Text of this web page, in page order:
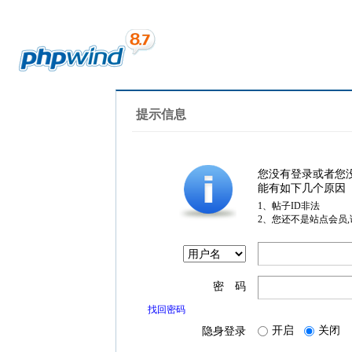
提示信息
您没有登录或者您
能有如下几个原因
1、帖子ID非法
2、您还不是站点会员
密 码
找回密码
隐身登录 开启 关闭